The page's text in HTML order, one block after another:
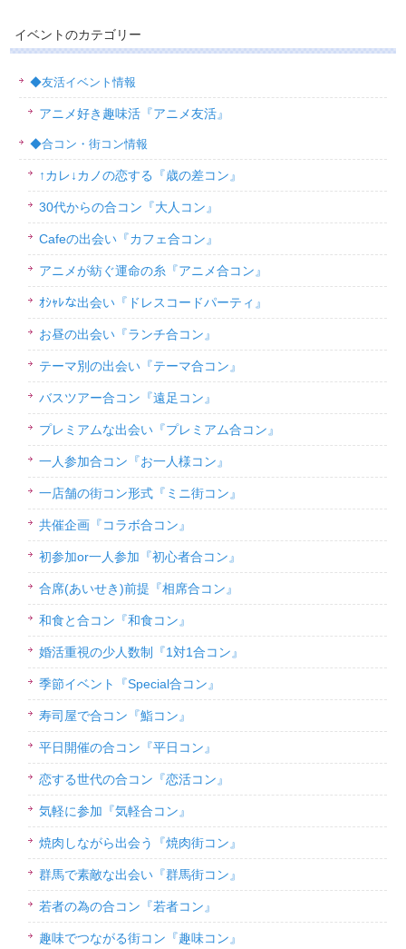
イベントのカテゴリー
◆友活イベント情報
アニメ好き趣味活『アニメ友活』
◆合コン・街コン情報
↑カレ↓カノの恋する『歳の差コン』
30代からの合コン『大人コン』
Cafeの出会い『カフェ合コン』
アニメが紡ぐ運命の糸『アニメ合コン』
ｵｼｬﾚな出会い『ドレスコードパーティ』
お昼の出会い『ランチ合コン』
テーマ別の出会い『テーマ合コン』
バスツアー合コン『遠足コン』
プレミアムな出会い『プレミアム合コン』
一人参加合コン『お一人様コン』
一店舗の街コン形式『ミニ街コン』
共催企画『コラボ合コン』
初参加or一人参加『初心者合コン』
合席(あいせき)前提『相席合コン』
和食と合コン『和食コン』
婚活重視の少人数制『1対1合コン』
季節イベント『Special合コン』
寿司屋で合コン『鮨コン』
平日開催の合コン『平日コン』
恋する世代の合コン『恋活コン』
気軽に参加『気軽合コン』
焼肉しながら出会う『焼肉街コン』
群馬で素敵な出会い『群馬街コン』
若者の為の合コン『若者コン』
趣味でつながる街コン『趣味コン』